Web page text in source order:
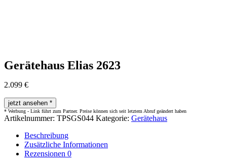
Gerätehaus Elias 2623
2.099 €
jetzt ansehen *
Artikelnummer: TPSGS044 Kategorie: Gerätehaus
Beschreibung
Zusätzliche Informationen
Rezensionen 0